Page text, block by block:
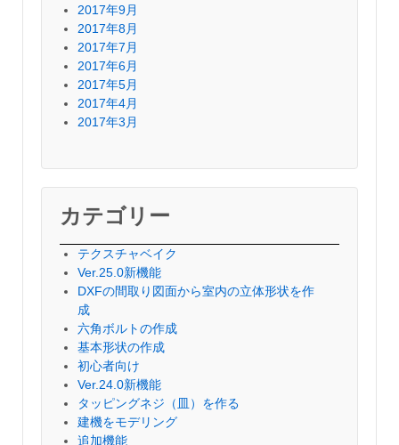
2017年9月
2017年8月
2017年7月
2017年6月
2017年5月
2017年4月
2017年3月
カテゴリー
テクスチャベイク
Ver.25.0新機能
DXFの間取り図面から室内の立体形状を作
成
六角ボルトの作成
基本形状の作成
初心者向け
Ver.24.0新機能
タッピングネジ（皿）を作る
建機をモデリング
追加機能